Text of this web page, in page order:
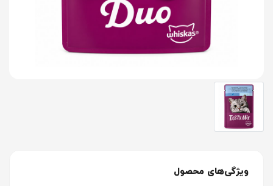
ویژگی‌های محصول